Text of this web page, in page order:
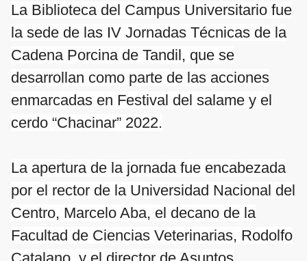
La Biblioteca del Campus Universitario fue
la sede de las IV Jornadas Técnicas de la
Cadena Porcina de Tandil, que se
desarrollan como parte de las acciones
enmarcadas en Festival del salame y el
cerdo “Chacinar” 2022.
La apertura de la jornada fue encabezada
por el rector de la Universidad Nacional del
Centro, Marcelo Aba, el decano de la
Facultad de Ciencias Veterinarias, Rodolfo